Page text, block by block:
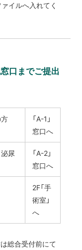
ァイルへ入れてく
窓口までご提出
「A-1」
窓口へ
尿
「A-2」
窓口へ
2F「手
術室」
へ
総合受付前にて